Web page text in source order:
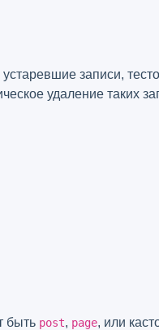
записи,
удаление таких
быть post, page, или